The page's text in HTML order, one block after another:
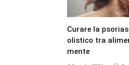
Curare la
olistico tra
mente